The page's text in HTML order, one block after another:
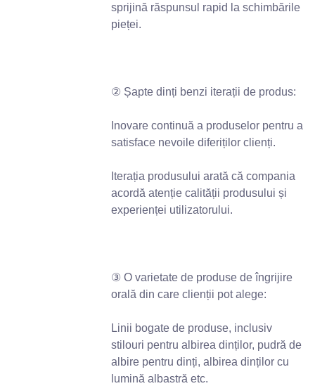
sprijină răspunsul rapid la schimbările
pieței.
② Șapte dinți benzi iterații de produs:
Inovare continuă a produselor pentru a
satisface nevoile diferiților clienți.
Iterația produsului arată că compania
acordă atenție calității produsului și
experienței utilizatorului.
③ O varietate de produse de îngrijire
orală din care clienții pot alege:
Linii bogate de produse, inclusiv
stilouri pentru albirea dinților, pudră de
albire pentru dinți, albirea dinților cu
lumină albastră etc.